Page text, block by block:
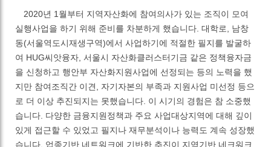
2020년 1월부터 지역자산화에 참여의사가 있는 조직이 모여
실행사업을 하기 위해 준비를 차분하게 했습니다.대학로, 남창
동(서울역도시재생구역)에서 사업하기에 적절한 필지를 발굴하
여 HUG씨앗융자,서울시 자산화클러스터기금 같은 정책융자금
을 신청하고 행안부 자산화지원사업에 선정되는 등의 노력을 했
지만 참여조직간 이견, 자기자본의 부족과 지원사업 미선정 등으
로 더 이상 추진되지는 못했습니다. 이 시기의 경험은 참 소중했
습니다. 다양한 금융지원정책과 주요 사업대상지역에 대해 깊이
있게 접근할 수 있었고 필지나 재무분석이나 능력도 계속 성장했
습니다. 업종기반 네트워크에 기반한 추진이 지역기반 네크워크